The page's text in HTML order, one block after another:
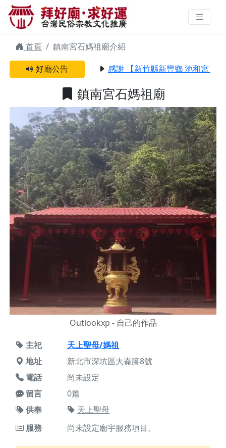
鎮南宮石媽祖廟 | 拜好廟求好運 找
到與您有緣的信仰
首頁
鎮南宮石媽祖廟介紹
好廟公告
感謝 【新竹縣新豐鄉 池和宮】 贊
鎮南宮石媽祖廟
Outlookxp - 自己的作品
主祀
天上聖母/媽祖
地址
新北市深坑區大崙腳8號
電話
尚未設定
留言
0篇
供奉
天上聖母
服務
尚未設定廟宇服務項目。